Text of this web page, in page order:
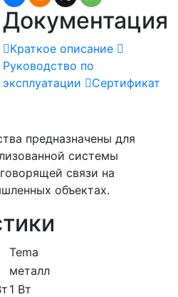
Документация
Краткое описание
Руководство по
эксплуатации
Сертификат
предназначены для
системы
связи на
объектах.
Tema
металл
1 Вт